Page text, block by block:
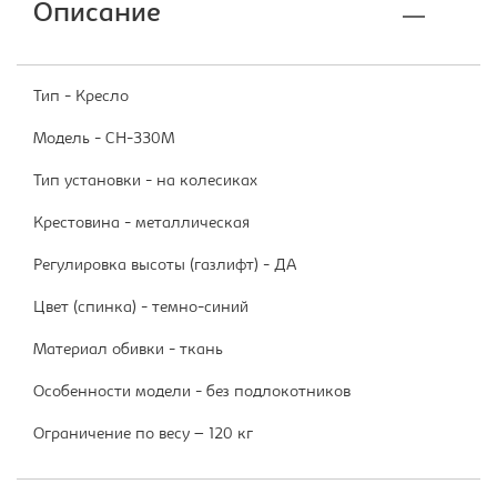
Описание
Тип - Кресло
Модель - CH-330M
Тип установки - на колесиках
Крестовина - металлическая
Регулировка высоты (газлифт) - ДА
Цвет (спинка) - темно-синий
Материал обивки - ткань
Особенности модели - без подлокотников
Ограничение по весу – 120 кг